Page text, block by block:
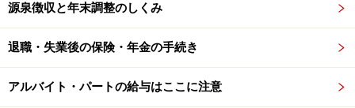
源泉徴収と年末調整のしくみ
退職・失業後の保険・年金の手続き
アルバイト・パートの給与はここに注意